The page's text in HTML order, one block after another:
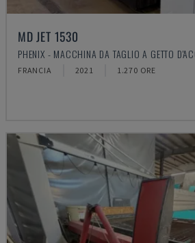
MD JET 1530
PHENIX - MACCHINA DA TAGLIO A GETTO
FRANCIA 2021 1.270 ORE